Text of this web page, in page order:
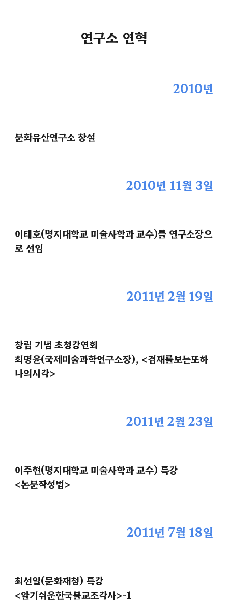
연구소 연혁
2010년
문화유산연구소 창설
2010년 11월 3일
이태호(명지대학교 미술사학과 교수)를 연구소장으
로 선임
2011년 2월 19일
창립 기념 초청강연회
최명윤(국제미술과학연구소장), <겸재를보는또하
나의시각>
2011년 2월 23일
이주현(명지대학교 미술사학과 교수) 특강
<논문작성법>
2011년 7월 18일
최선일(문화재청) 특강
<알기쉬운한국불교조각사>-1